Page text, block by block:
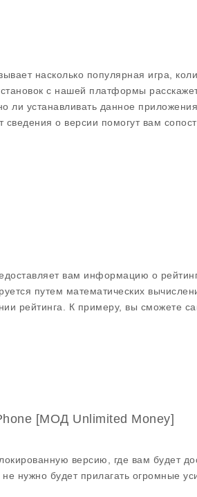
насколько популярная игра,
с нашей платформы
ли устанавливать данное
сведения о версии помогут вам
вам информацию о
путем математических
рейтинга. К примеру, вы сможете
[МОД Unlimited Money]
версию, где вам будет
нужно будет прилагать огромные